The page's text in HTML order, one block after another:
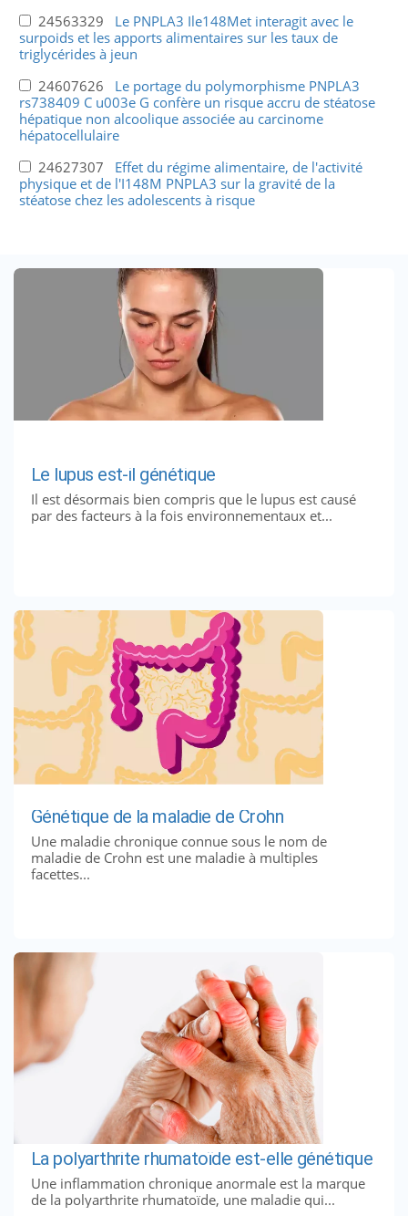
24563329 Le PNPLA3 Ile148Met interagit avec le
surpoids et les apports alimentaires sur les taux de
triglycérides à jeun
24607626 Le portage du polymorphisme PNPLA3
rs738409 C u003e G confère un risque accru de stéatose
hépatique non alcoolique associée au carcinome
hépatocellulaire
24627307 Effet du régime alimentaire, de l'activité
physique et de l'I148M PNPLA3 sur la gravité de la
stéatose chez les adolescents à risque
Le lupus est-il génétique
Il est désormais bien compris que le lupus est causé
par des facteurs à la fois environnementaux et...
Génétique de la maladie de Crohn
Une maladie chronique connue sous le nom de
maladie de Crohn est une maladie à multiples
facettes...
La polyarthrite rhumatoïde est-elle génétique
Une inflammation chronique anormale est la marque
de la polyarthrite rhumatoïde, une maladie qui...